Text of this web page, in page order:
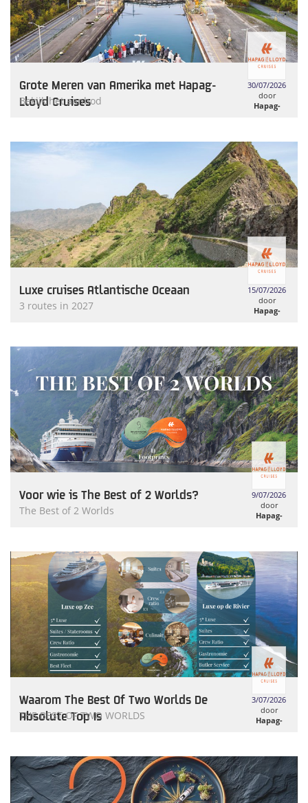
Grote Meren van Amerika met Hapag-
Lloyd Cruises
Bekijk het aanbod
30/07/2026
door
Hapag-
Luxe cruises Atlantische Oceaan
3 routes in 2027
15/07/2026
door
Hapag-
Voor wie is The Best of 2 Worlds?
The Best of 2 Worlds
9/07/2026
door
Hapag-
Waarom The Best Of Two Worlds De
Absolute Top Is
THE BEST OF TWO WORLDS
3/07/2026
door
Hapag-